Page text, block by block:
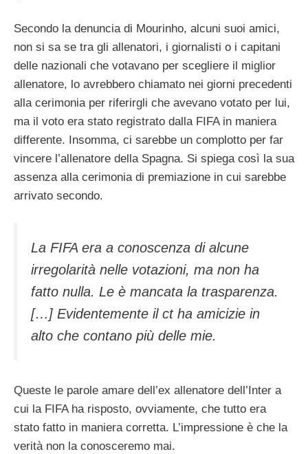
Secondo la denuncia di Mourinho, alcuni suoi amici,
non si sa se tra gli allenatori, i giornalisti o i capitani
delle nazionali che votavano per scegliere il miglior
allenatore, lo avrebbero chiamato nei giorni precedenti
alla cerimonia per riferirgli che avevano votato per lui,
ma il voto era stato registrato dalla FIFA in maniera
differente. Insomma, ci sarebbe un complotto per far
vincere l’allenatore della Spagna. Si spiega così la sua
assenza alla cerimonia di premiazione in cui sarebbe
arrivato secondo.
La FIFA era a conoscenza di alcune
irregolarità nelle votazioni, ma non ha
fatto nulla. Le è mancata la trasparenza.
[…] Evidentemente il ct ha amicizie in
alto che contano più delle mie.
Queste le parole amare dell’ex allenatore dell’Inter a
cui la FIFA ha risposto, ovviamente, che tutto era
stato fatto in maniera corretta. L’impressione è che la
verità non la conosceremo mai.